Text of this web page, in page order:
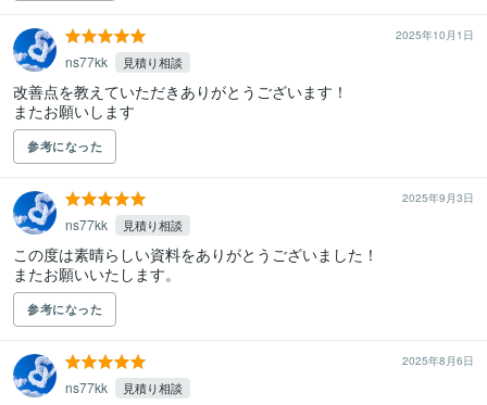
2025年10月1日
ns77kk 見積り相談
改善点を教えていただきありがとうございます！
またお願いします
参考になった
2025年9月3日
ns77kk 見積り相談
この度は素晴らしい資料をありがとうございました！
またお願いいたします。
参考になった
2025年8月6日
ns77kk 見積り相談